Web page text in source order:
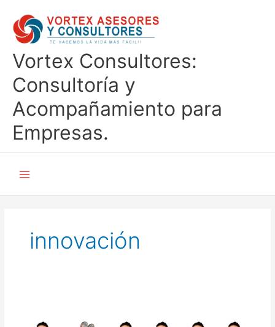
contenido
Vortex Consultores:
Consultoría y
Acompañamiento para
Empresas.
innovación
Innovar